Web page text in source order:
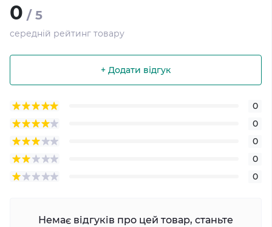
0 / 5
середній рейтинг товару
+ Додати відгук
0
0
0
0
0
Немає відгуків про цей товар, станьте